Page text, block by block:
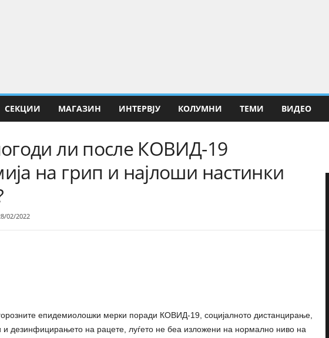
СЕКЦИИ МАГАЗИН ИНТЕРВЈУ КОЛУМНИ ТЕМИ ВИДЕО
ли после КОВИД-19
на грип и најлоши настинки
02/2022
епидемиолошки мерки поради КОВИД-19, социјалното дистанцирање,
и дезинфицирањето на рацете, луѓето не беа изложени на нормално ниво на